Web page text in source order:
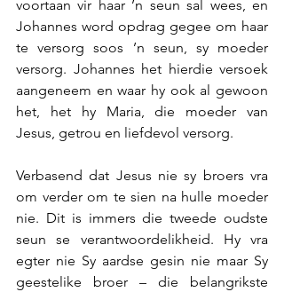
voortaan vir haar ’n seun sal wees, en
Johannes word opdrag gegee om haar
te versorg soos ’n seun, sy moeder
versorg. Johannes het hierdie versoek
aangeneem en waar hy ook al gewoon
het, het hy Maria, die moeder van
Jesus, getrou en liefdevol versorg.
Verbasend dat Jesus nie sy broers vra
om verder om te sien na hulle moeder
nie. Dit is immers die tweede oudste
seun se verantwoordelikheid. Hy vra
egter nie Sy aardse gesin nie maar Sy
geestelike broer – die belangrikste